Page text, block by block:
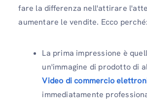
fare la differenza nell'attirare
aumentare le vendite. Ecco perché:
La prima impressione è
un'immagine di prodotto di
Video di commercio
immediatamente